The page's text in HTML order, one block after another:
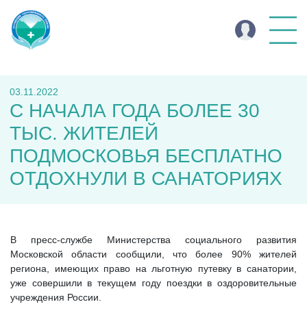
03.11.2022
C НАЧАЛА ГОДА БОЛЕЕ 30
ТЫС. ЖИТЕЛЕЙ
ПОДМОСКОВЬЯ БЕСПЛАТНО
ОТДОХНУЛИ В САНАТОРИЯХ
В пресс-службе Министерства социального развития
Московской области сообщили, что более 90% жителей
региона, имеющих право на льготную путевку в санатории,
уже совершили в текущем году поездки в оздоровительные
учреждения России.